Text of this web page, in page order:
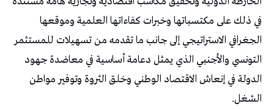
في ذلك على مكتسباتها وخبرات كفاءاتها العلمية وموقعها
الجغرافي الاستراتيجي إلى جانب ما تقدمه من تسهيلات للمستثمر
التونسي والأجنبي الذي يمثل دعامة أساسية في معاضدة جهود
الدولة في إنعاش الاقتصاد الوطني وخلق الثروة وتوفير مواطن
الشغل.